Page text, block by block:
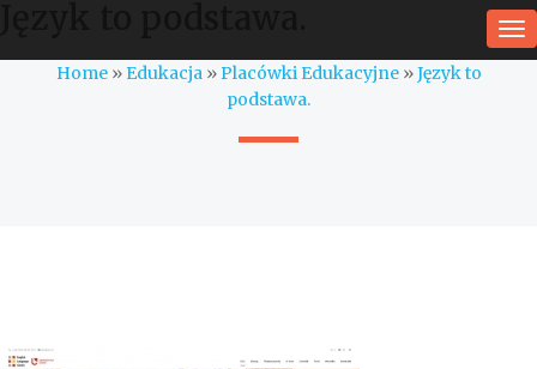
Home» Edukacja»Placówki Edukacyjne»Język to
podstawa.